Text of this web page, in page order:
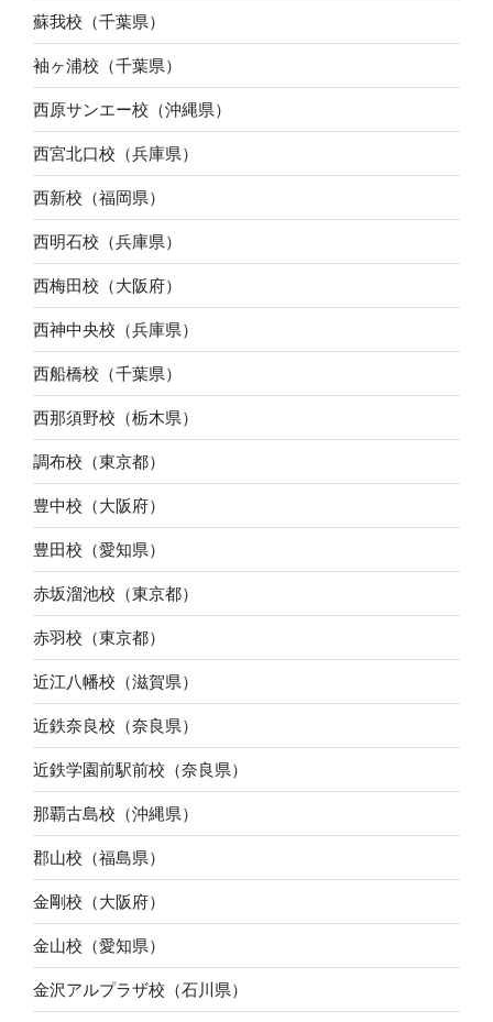
蘇我校（千葉県）
袖ヶ浦校（千葉県）
西原サンエー校（沖縄県）
西宮北口校（兵庫県）
西新校（福岡県）
西明石校（兵庫県）
西梅田校（大阪府）
西神中央校（兵庫県）
西船橋校（千葉県）
西那須野校（栃木県）
調布校（東京都）
豊中校（大阪府）
豊田校（愛知県）
赤坂溜池校（東京都）
赤羽校（東京都）
近江八幡校（滋賀県）
近鉄奈良校（奈良県）
近鉄学園前駅前校（奈良県）
那覇古島校（沖縄県）
郡山校（福島県）
金剛校（大阪府）
金山校（愛知県）
金沢アルプラザ校（石川県）